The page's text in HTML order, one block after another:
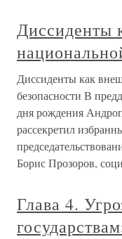
Диссиденты
Диссиденты как
безопасности В
дня рождения
рассекретил
Борис Прозоров,
Глава 4.